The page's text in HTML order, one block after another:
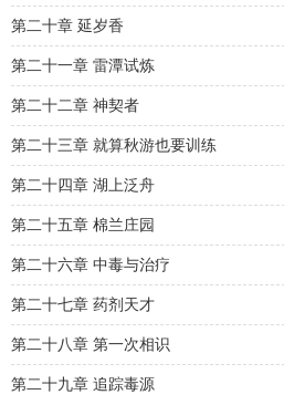
第二十章 延岁香
第二十一章 雷潭试炼
第二十二章 神契者
第二十三章 就算秋游也要训练
第二十四章 湖上泛舟
第二十五章 棉兰庄园
第二十六章 中毒与治疗
第二十七章 药剂天才
第二十八章 第一次相识
第二十九章 追踪毒源